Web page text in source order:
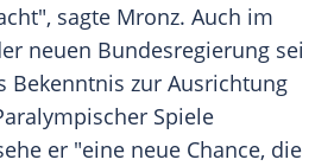
sagte Mronz. Auch im
neuen Bundesregierung sei
Bekenntnis zur Ausrichtung
Spiele
er "eine neue Chance, die